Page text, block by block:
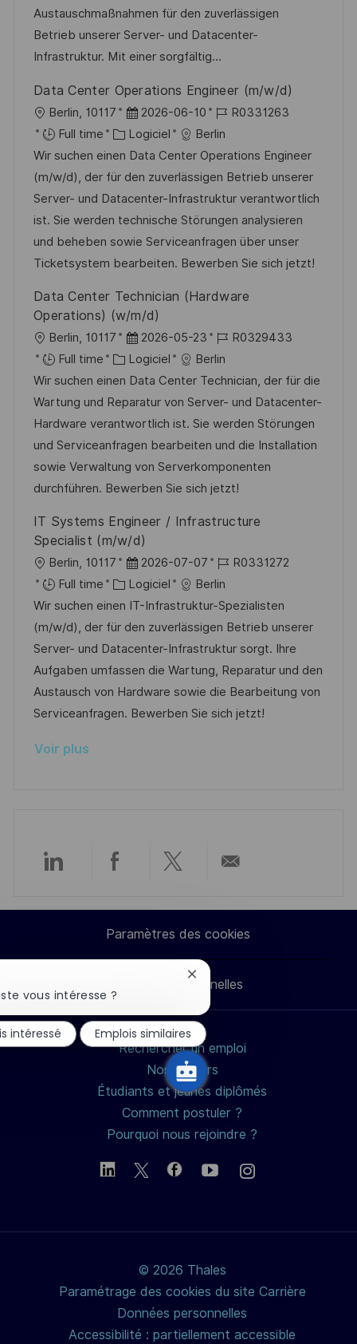
l
i
s
t
n
d
’
a
f
i
c
h
a
g
e
r
e
e
d
u
p
o
s
t
e
é
g
o
e
Austauschmaßnahmen für den zuverlässigen
Betrieb unserer Server- und Datacenter-
Infrastruktur. Mit einer sorgfältig...
Data Center Operations Engineer (m/w/d)
o
c
a
l
i
s
a
i
Berlin, 10117
D
a
t
e
d
’
a
f
i
h
2026-06-10
R
é
f
é
r
e
n
c
d
p
R0331263
Full time
C
a
t
é
g
o
r
e
Logiciel
Berlin
Wir suchen einen Data Center Operations Engineer
(m/w/d), der für den zuverlässigen Betrieb unserer
Server- und Datacenter-Infrastruktur verantwortlich
ist. Sie werden technische Störungen analysieren
und beheben sowie Serviceanfragen über unser
Ticketsystem bearbeiten. Bewerben Sie sich jetzt!
Data Center Technician (Hardware
Operations) (w/m/d)
o
c
a
l
i
s
a
i
Berlin, 10117
D
a
t
e
d
’
a
f
i
h
2026-05-23
R
é
f
é
r
e
n
c
d
p
R0329433
Full time
C
a
t
é
g
o
r
e
Logiciel
Berlin
Wir suchen einen Data Center Technician, der für die
Wartung und Reparatur von Server- und Datacenter-
Hardware verantwortlich ist. Sie werden Störungen
und Serviceanfragen bearbeiten und die Installation
sowie Verwaltung von Serverkomponenten
durchführen. Bewerben Sie sich jetzt!
IT Systems Engineer / Infrastructure
Specialist (m/w/d)
o
c
a
l
i
s
a
Berlin, 10117
D
a
t
e
d
’
a
2026-07-07
R
é
f
é
r
e
n
c
R0331272
Full time
C
a
t
é
g
o
r
Logiciel
Berlin
Wir suchen einen IT-Infrastruktur-Spezialisten
(m/w/d), der für den zuverlässigen Betrieb unserer
Server- und Datacenter-Infrastruktur sorgt. Ihre
Aufgaben umfassen die Wartung, Reparatur und den
Austausch von Hardware sowie die Bearbeitung von
Serviceanfragen. Bewerben Sie sich jetzt!
Voir plus
Partager
via
LinkedIn
Partager
via
Facebook
Partager
via
twitter
par
e-
mail
Paramètres des cookies
Données personnelles
Rechercher un emploi
Nos métiers
Étudiants et jeunes diplômés
Comment postuler ?
Pourquoi nous rejoindre ?
© 2026 Thales
Paramétrage des cookies du site Carrière
Données personnelles
Accessibilité : partiellement accessible
vous intéresse ?
Fermer
notification
du
chatbot
intéressé Emplois similaires